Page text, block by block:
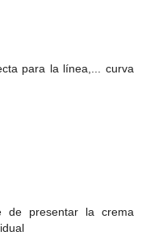
para la línea,... curva
de presentar la crema